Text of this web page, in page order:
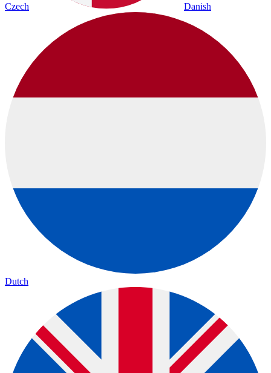
Czech Danish
Dutch